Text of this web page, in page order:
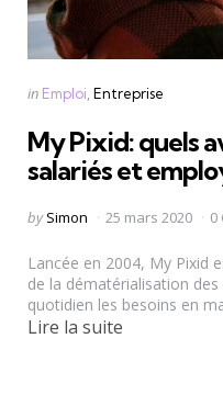
Categories
Posted
in Emploi Entreprise
My Pixid: quels
salariés et
Posted
by Simon 25 mars 2020 0
Lancée en 2004, My Pixid
de la dématérialisation
quotidien les besoins en
Lire la suite